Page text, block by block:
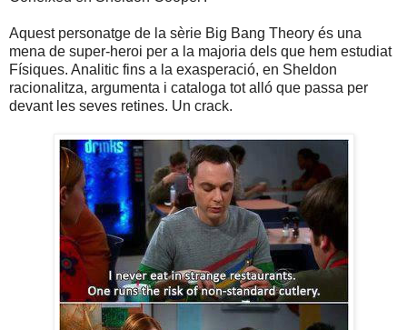
Aquest personatge de la sèrie Big Bang Theory és una
mena de super-heroi per a la majoria dels que hem estudiat
Físiques. Analitic fins a la exasperació, en Sheldon
racionalitza, argumenta i cataloga tot alló que passa per
devant les seves retines. Un crack.